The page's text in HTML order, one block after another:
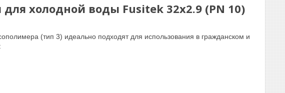
для холодной воды Fusitek 32х2.9 (PN 10)
(тип 3) идеально подходят для использования в гражданском и